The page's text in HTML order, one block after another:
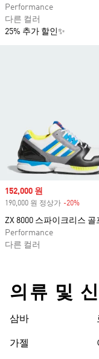
Performance
다른 컬러
25% 추가 할인✨
Sale price
152,000 원
190,000 원 정상가 -20%
ZX 8000 스파이크리스 골
Performance
다른 컬러
의류 및
삼바
가젤